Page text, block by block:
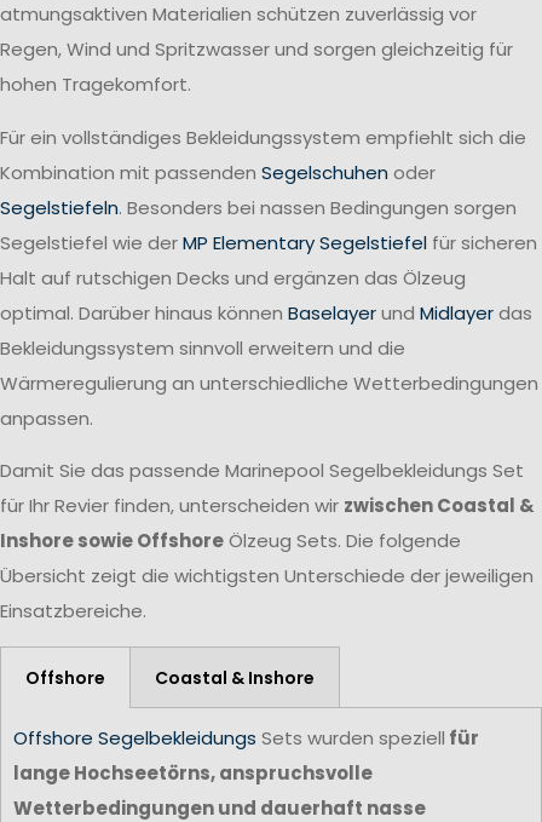
atmungsaktiven Materialien schützen zuverlässig vor
Regen, Wind und Spritzwasser und sorgen gleichzeitig für
hohen Tragekomfort.
Für ein vollständiges Bekleidungssystem empfiehlt sich die
Kombination mit passenden Segelschuhen oder
Segelstiefeln. Besonders bei nassen Bedingungen sorgen
Segelstiefel wie derMP Elementary Segelstiefel für sicheren
Halt auf rutschigen Decks und ergänzen das Ölzeug
optimal. Darüber hinaus können Baselayerund Midlayerdas
Bekleidungssystem sinnvoll erweitern und die
Wärmeregulierung an unterschiedliche Wetterbedingungen
anpassen.
Damit Sie das passende Marinepool Segelbekleidungs Set
für Ihr Revier finden, unterscheiden wir zwischen Coastal &
Inshore sowie OffshoreÖlzeug Sets. Die folgende
Übersicht zeigt die wichtigsten Unterschiede der jeweiligen
Einsatzbereiche.
Offshore Coastal & Inshore
Offshore Segelbekleidungs Sets wurden speziell für
lange Hochseetörns, anspruchsvolle
Wetterbedingungen und dauerhaft nasse